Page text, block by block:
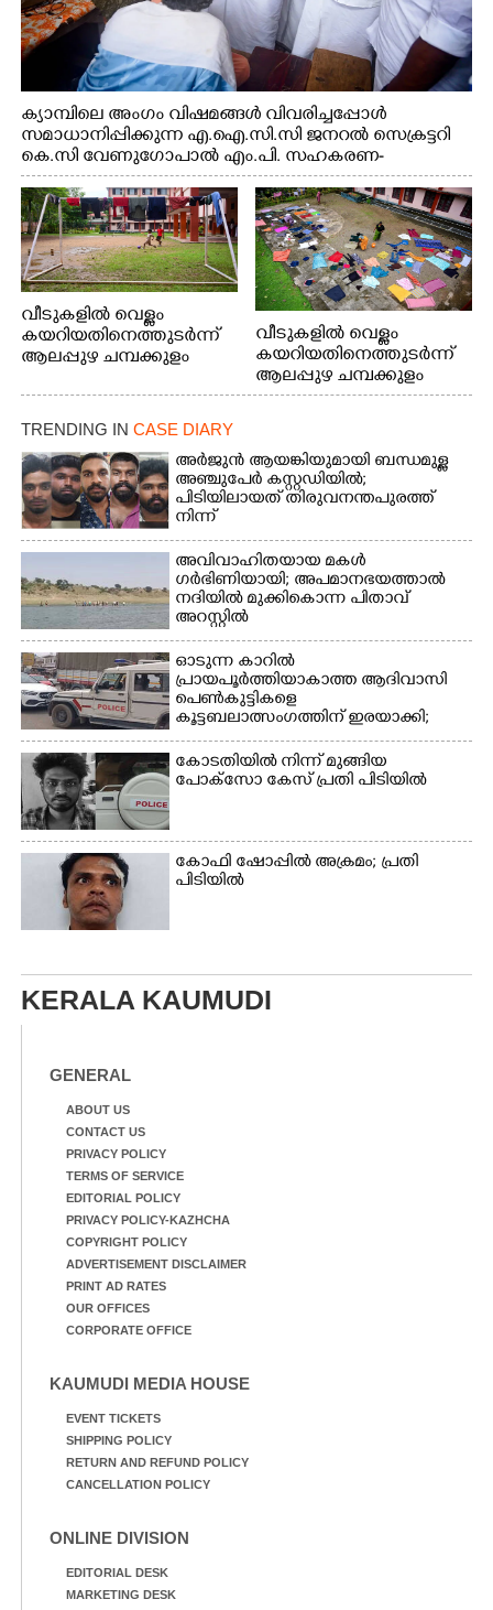
ക്യാമ്പിലെ അംഗം വിഷമങ്ങൾ വിവരിച്ചപ്പോൾ
സമാധാനിപ്പിക്കുന്ന എ.ഐ.സി.സി ജനറൽ സെക്രട്ടറി
കെ.സി വേണുഗോപാൽ എം.പി. സഹകരണ-
എക്സൈസ് വകുപ്പ് മന്ത്രി എം. ലിജു, എന്നിവർ
വീടുകളിൽ വെള്ളം
കയറിയതിനെത്തുടർന്ന്
ആലപ്പുഴ ചമ്പക്കുളം
പോരൂക്കര സെൻട്രൽ
സ്കൂളിലെ ദുരിതാശ്വാസ
ക്യാമ്പിലെത്തിയവർ
വസ്ത്രങ്ങൾ
ഉണക്കാനിട്ടിരിക്കുന്ന
ഗോൾപോസ്റ്റിന് മുന്നിൽ
ഫുട്ബോൾ കളികളിൽ
ഏർപ്പെട്ടിരിക്കുന്ന
വീടുകളിൽ വെള്ളം
കയറിയതിനെത്തുടർന്ന്
ആലപ്പുഴ ചമ്പക്കുളം
ഫാദർ തോമസ്
ക്യാമ്പിലെത്തിയവർ മഴ
മാറിനിന്ന ഇടവേളയിൽ
ക്യാമ്പ് പരിസരത്ത്
ഉണക്കാനിടുന്ന കാഴ്ച.
TRENDING IN CASE DIARY
അർജുൻ ആയങ്കിയുമായി ബന്ധമുള്ള
അഞ്ചുപേർ കസ്റ്റഡിയിൽ;
പിടിയിലായത് തിരുവനന്തപുരത്ത്
നിന്ന്
അവിവാഹിതയായ മകൾ
ഗർഭിണിയായി; അപമാനഭയത്താൽ
നദിയിൽ മുക്കികൊന്ന പിതാവ്
അറസ്റ്റിൽ
ഓടുന്ന കാറിൽ
പ്രായപൂർത്തിയാകാത്ത ആദിവാസി
പെൺകുട്ടികളെ
കൂട്ടബലാത്സംഗത്തിന് ഇരയാക്കി;
മൂന്ന് പേർ പിടിയിൽ
കോടതിയിൽ നിന്ന് മുങ്ങിയ
പോക്സോ കേസ് പ്രതി പിടിയിൽ
കോഫി ഷോപ്പിൽ അക്രമം; പ്രതി
പിടിയിൽ
KERALA KAUMUDI
GENERAL
ABOUT US
CONTACT US
PRIVACY POLICY
TERMS OF SERVICE
EDITORIAL POLICY
PRIVACY POLICY-KAZHCHA
COPYRIGHT POLICY
ADVERTISEMENT DISCLAIMER
PRINT AD RATES
OUR OFFICES
CORPORATE OFFICE
KAUMUDI MEDIA HOUSE
EVENT TICKETS
SHIPPING POLICY
RETURN AND REFUND POLICY
CANCELLATION POLICY
ONLINE DIVISION
EDITORIAL DESK
MARKETING DESK